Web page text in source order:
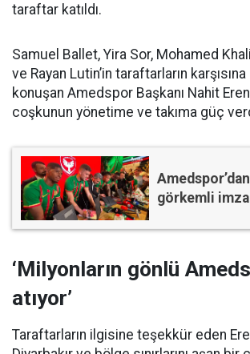
taraftar katıldı.
Samuel Ballet, Yira Sor, Mohamed
ve Rayan Lutin’in taraftarların karşısına
konuşan Amedspor Başkanı Nahit
coşkunun yönetime ve takıma güç
görkemli
‘Milyonların gönlü
atıyor’
Taraftarların ilgisine teşekkür eden